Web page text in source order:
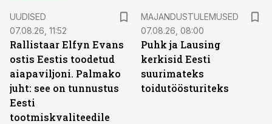
UUDISED
07.08.26, 11:52
Rallistaar Elfyn Evans
ostis Eestis toodetud
aiapaviljoni. Palmako
juht: see on tunnustus
Eesti
tootmiskvaliteedile
MAJANDUSTULEMUSED
07.08.26, 08:00
Puhk ja Lausing
kerkisid Eesti
suurimateks
toidutöösturiteks